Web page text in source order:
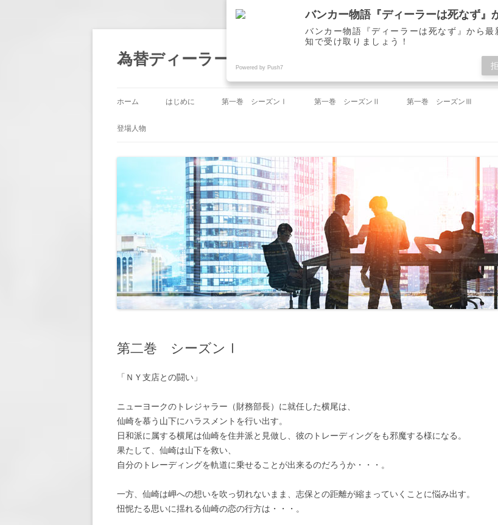
為替ディーラー物語『ディーラーは死なず』 仙崎
コ
ン
テ
ホーム はじめに 第一巻 シーズンⅠ
第3回 「嫉み」
第4回 「人事」
第5回 「節目のとき」
第6回 「意地」
第7回 「懸念と再決意」
第8回 「休暇」
第10回 「約束」
第12回 「大企業とのトラブル」
第13回 「窮地」
第14回 「敵の中の味方」
第16回 「会えなくなった二人」
第一巻 シーズンⅡ
第20回 「下がらないドル」
第21回 「財務省からの電話」
第22回 「迷路」
第23回 「解け出した謎」
第24回 「甦った相場感」
第25回 「勝負のとき」
第29回 「ホリデーシーズン」
第33回 「崩れたドル」
第一巻 シーズンⅢ
第41回 「春来たれり」
第42回 「山下を襲う知ら
第43回 「旅立ち」
第44回 「新年度」
登場人物
第二巻 シーズンⅠ
「ＮＹ支店との闘い」
ニューヨークのトレジャラー（財務部長）に就任した横尾は、
仙崎を慕う山下にハラスメントを行い出す。
日和派に属する横尾は仙崎を住井派と見做し、彼のトレーディングをも邪魔する様になる。
果たして、仙崎は山下を救い、
自分のトレーディングを軌道に乗せることが出来るのだろうか・・・。
一方、仙崎は岬への想いを吹っ切れないまま、志保との距離が縮まっていくことに悩み出す。
忸怩たる思いに揺れる仙崎の恋の行方は・・・。
バンカー物語『ディーラーは死なず』から最
知で受け取りましょう！
Powered by Push7